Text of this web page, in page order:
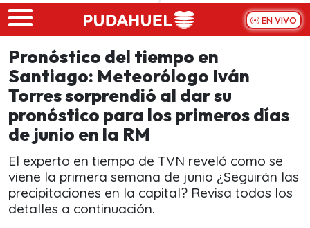
Skip to main content
EN VIVO
Pronóstico del tiempo en
Santiago: Meteorólogo Iván
Torres sorprendió al dar su
pronóstico para los primeros días
de junio en la RM
El experto en tiempo de TVN reveló como se
viene la primera semana de junio ¿Seguirán las
precipitaciones en la capital? Revisa todos los
detalles a continuación.